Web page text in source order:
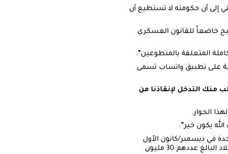
إلى أن حكومته لا تستطيع أن
خاضعاً للقانون العسكري
على تطبيق واتساب تسمى
منك التدخل لإنقاذنا من
الحوار.
يكون خير”.
في عام 2015. ويقول تقرير للأمم المتحدة في ديسمبر/كانون الأول
2023 إن حوالي 250 ألف شخص قُتلوا نتيجة للصراع، بينما يعيش ما يقرب من 83 في المائة من سكان البلاد البالغ عددهم 30 مليون